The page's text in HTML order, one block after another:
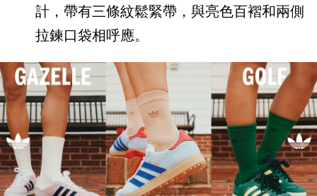
計，帶有三條紋鬆緊帶，與亮色百褶和兩側
拉鍊口袋相呼應。